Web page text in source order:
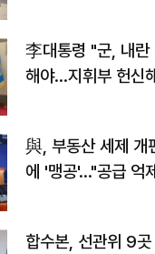
李대통령 "군, 내란
해야…지휘부 헌신
與, 부동산 세제 개
에 '맹공'…"공급 억
합수본, 선관위 9